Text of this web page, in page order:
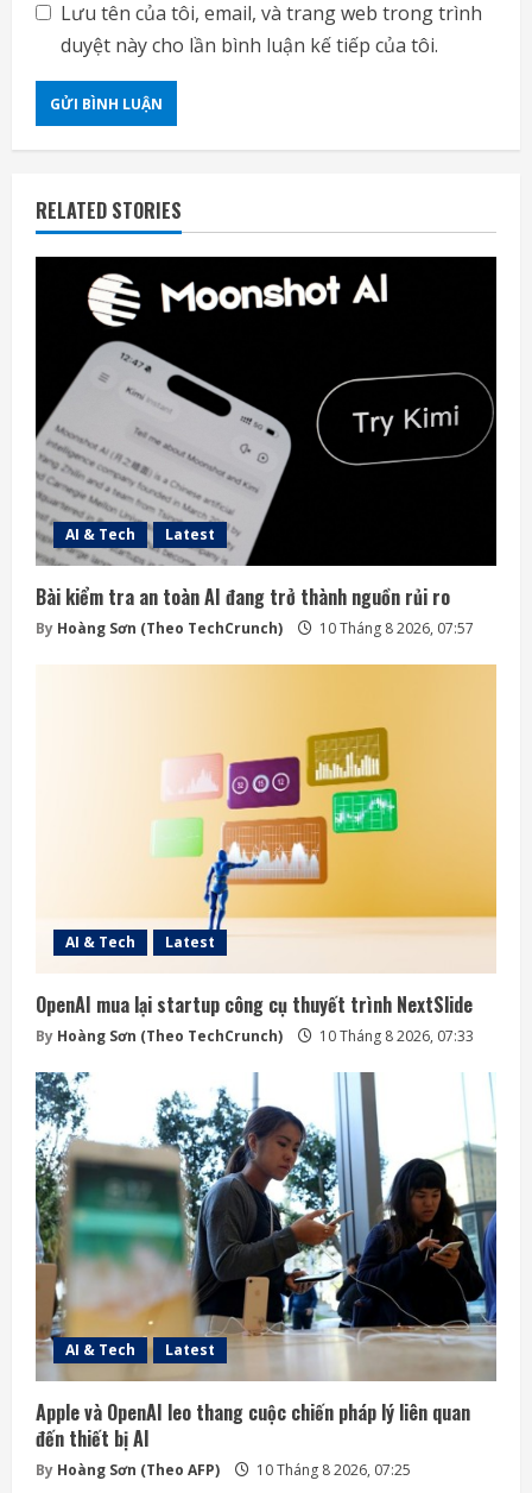
Lưu tên của tôi, email, và trang web trong trình
duyệt này cho lần bình luận kế tiếp của tôi.
RELATED STORIES
AI & Tech Latest
Bài kiểm tra an toàn AI đang trở thành nguồn rủi ro
By Hoàng Sơn (Theo TechCrunch) 10 Tháng 8 2026, 07:57
AI & Tech Latest
OpenAI mua lại startup công cụ thuyết trình NextSlide
By Hoàng Sơn (Theo TechCrunch) 10 Tháng 8 2026, 07:33
AI & Tech Latest
Apple và OpenAI leo thang cuộc chiến pháp lý liên quan
đến thiết bị AI
By Hoàng Sơn (Theo AFP) 10 Tháng 8 2026, 07:25